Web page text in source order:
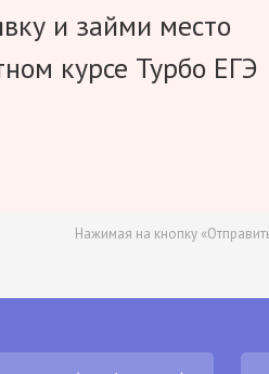
и займи место
курсе Турбо ЕГЭ
Нажимая на кнопку